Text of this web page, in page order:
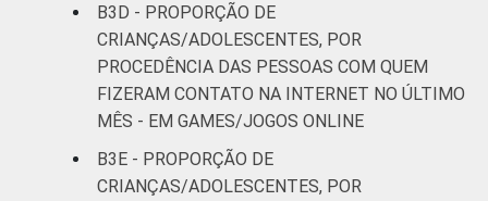
B3D - PROPORÇÃO DE
CRIANÇAS/ADOLESCENTES, POR
PROCEDÊNCIA DAS PESSOAS COM QUEM
FIZERAM CONTATO NA INTERNET NO ÚLTIMO
MÊS - EM GAMES/JOGOS ONLINE
B3E - PROPORÇÃO DE
CRIANÇAS/ADOLESCENTES, POR